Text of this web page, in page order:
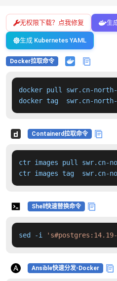
无权限下载？点我修复 生
生成 Kubernetes YAML
Docker拉取命令
docker pull swr.cn-north-
docker tag  swr.cn-north-
Containerd拉取命令
ctr images pull swr.cn-
ctr images tag  swr.cn-
Shell快速替换命令
sed -i
Ansible快速分发-Docker